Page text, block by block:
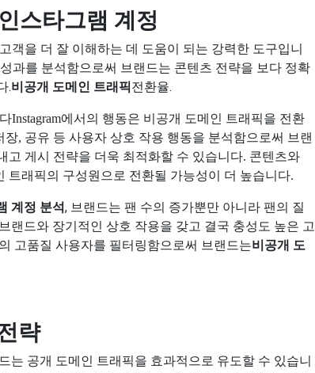
인스타그램 계정
객을 더 잘 이해하는 데 도움이 되는 강력한 도구입니
과를 분석함으로써 브랜드는 콘텐츠 전략을 보다 정확
.비공개 도메인 트래픽전환율.
Instagram에서의 행동은 비공개 도메인 트래픽을 전환
, 공유 등 사용자 상호 작용 행동을 분석함으로써 브랜
고 게시 전략을 더욱 최적화할 수 있습니다. 콘텐츠와
트래픽의 구성원으로 전환될 가능성이 더 높습니다.
계정 분석, 브랜드는 팬 수의 증가뿐만 아니라 팬의 질
랜드와 장기적인 상호 작용을 갖고 결국 충성도 높은 고
고품질 사용자를 필터링함으로써 브랜드는비공개 도
략
는 공개 도메인 트래픽을 효과적으로 유도할 수 있습니